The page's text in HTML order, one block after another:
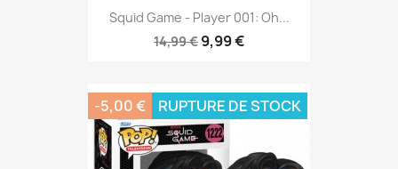
Squid Game - Player 001: Oh...
14,99 € 9,99 €
-5,00 € RUPTURE DE STOCK